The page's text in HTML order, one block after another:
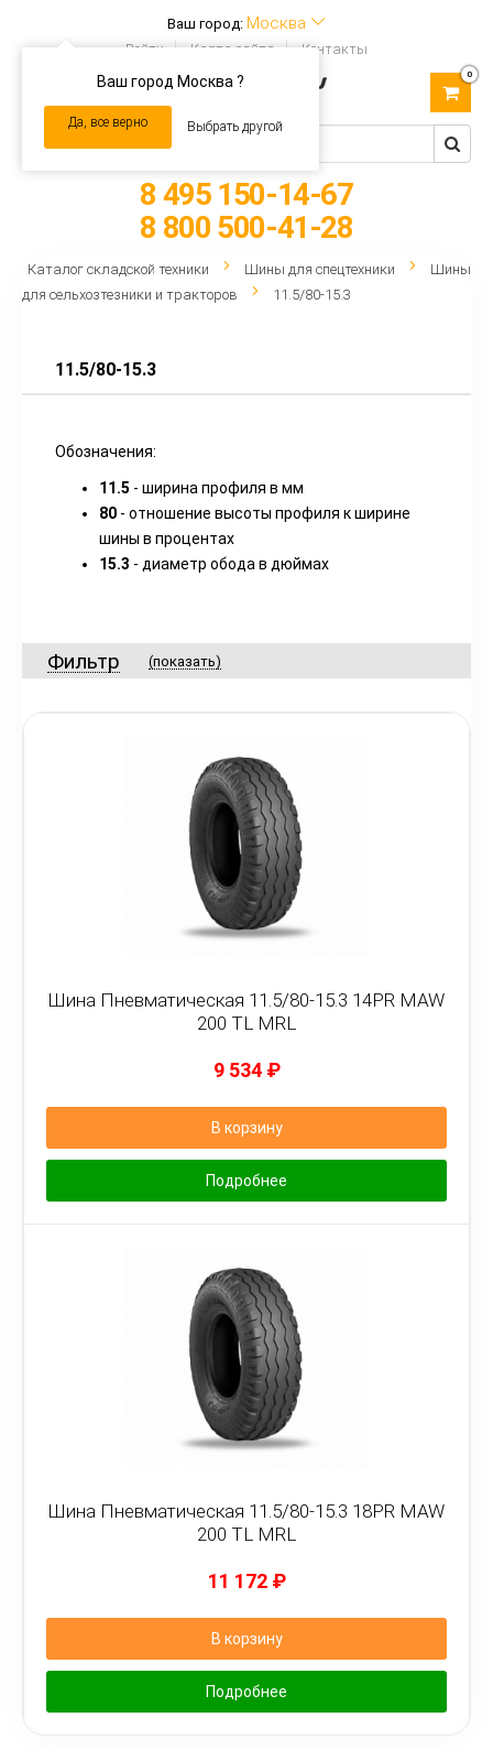
Ваш город: Москва
Ваш город Москва ?
Да, все верно Выбрать другой
Войти Карта сайта Контакты
navigation
0
8 495 150-14-67
8 800 500-41-28
Каталог складской техники Шины для спецтехники
Шины
для сельхозтезники и тракторов
11.5/80-15.3
11.5/80-15.3
Обозначения:
11.5 - ширина профиля в мм
80 - отношение высоты профиля к ширине
шины в процентах
15.3 - диаметр обода в дюймах
Фильтр (показать)
Шина Пневматическая 11.5/80-15.3 14PR MAW
200 TL MRL
9 534 ₽
В корзину
Подробнее
Шина Пневматическая 11.5/80-15.3 18PR MAW
200 TL MRL
11 172 ₽
В корзину
Подробнее